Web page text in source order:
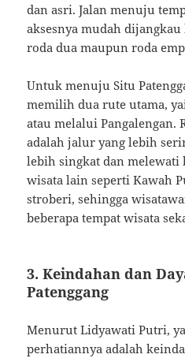
dan asri. Jalan menuju
aksesnya mudah
roda dua maupun roda
Untuk menuju Situ
memilih dua rute utama,
atau melalui Pangalengan.
adalah jalur yang lebih
lebih singkat dan melewati
wisata lain seperti Kawah
stroberi, sehingga
beberapa tempat wisata
3. Keindahan dan
Patenggang
Menurut Lidyawati Putri,
perhatiannya adalah